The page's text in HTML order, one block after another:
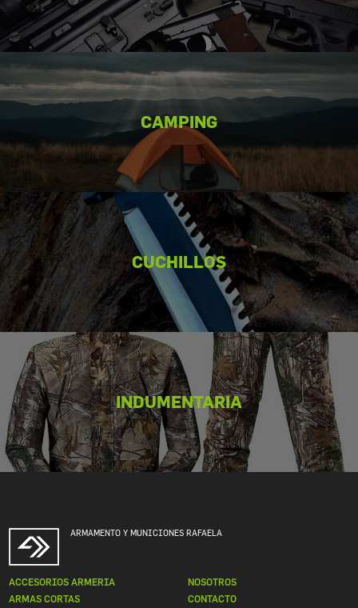
CAMPING
CUCHILLOS
INDUMENTARIA
ARMAMENTO Y MUNICIONES RAFAELA
ACCESORIOS ARMERIA
ARMAS CORTAS
NOSOTROS
CONTACTO